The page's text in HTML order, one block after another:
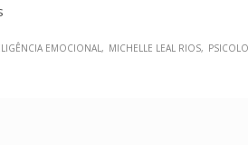
EMOCIONAL MICHELLE LEAL RIOS